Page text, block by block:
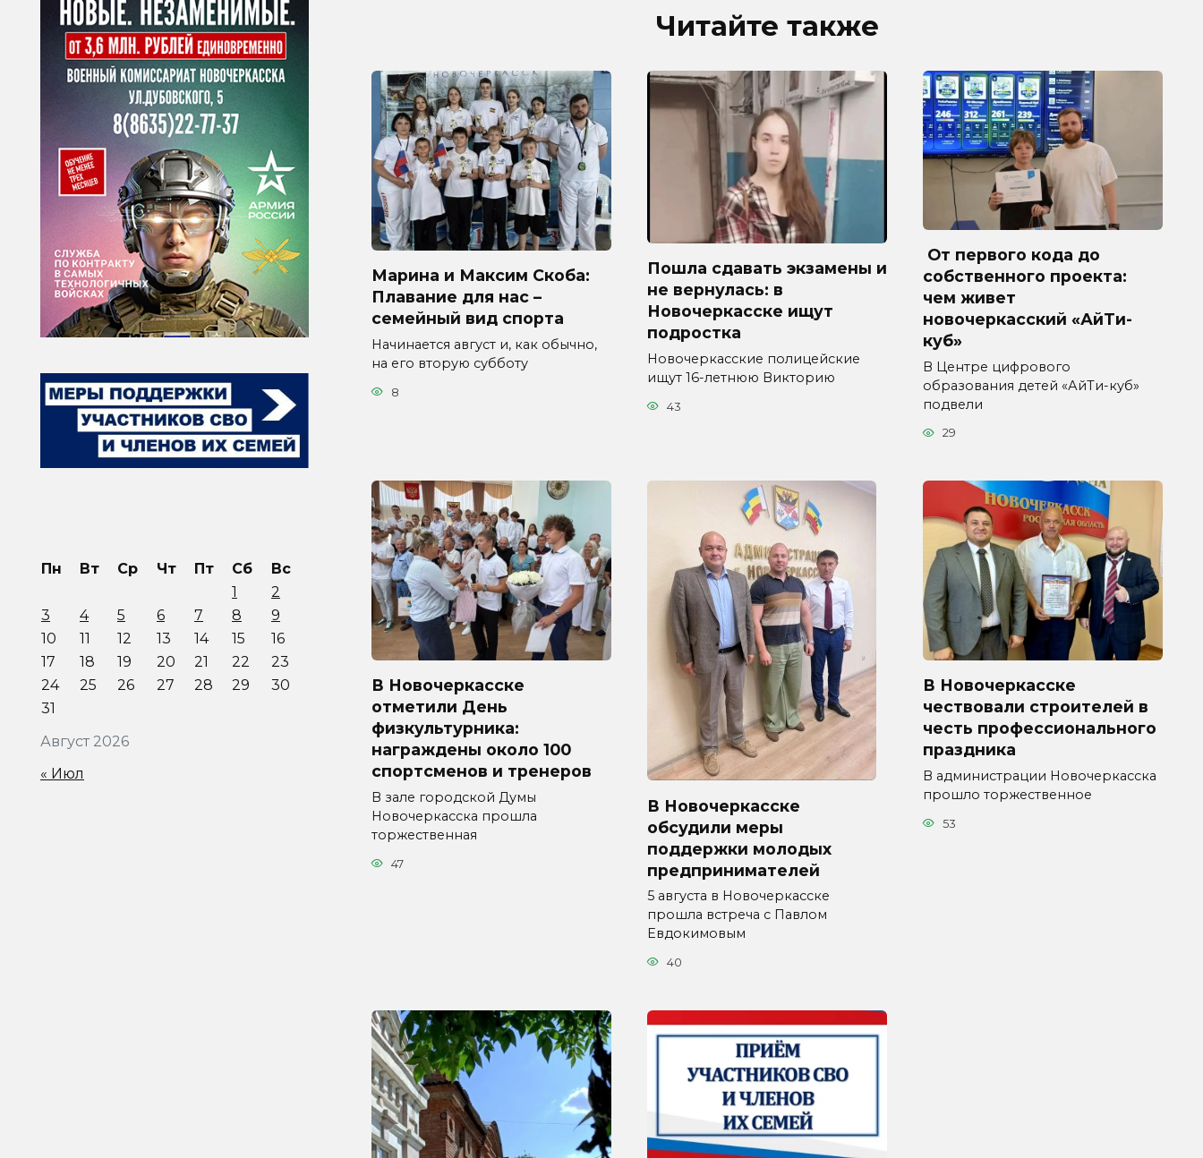
Читайте также
Марина и Максим Скоба:
Плавание для нас –
семейный вид спорта
Начинается август и, как обычно,
на его вторую субботу
8
Пошла сдавать экзамены и
не вернулась: в
Новочеркасске ищут
подростка
Новочеркасские полицейские
ищут 16-летнюю Викторию
43
От первого кода до
собственного проекта:
чем живет
новочеркасский «АйТи-
куб»
В Центре цифрового
образования детей «АйТи-куб»
подвели
29
В Новочеркасске
отметили День
физкультурника:
награждены около 100
спортсменов и тренеров
В зале городской Думы
Новочеркасска прошла
торжественная
47
В Новочеркасске
обсудили меры
поддержки молодых
предпринимателей
5 августа в Новочеркасске
прошла встреча с Павлом
Евдокимовым
40
В Новочеркасске
чествовали строителей в
честь профессионального
праздника
В администрации Новочеркасска
прошло торжественное
53
Август 2026
Пн Вт Ср Чт Пт Сб
Вс
1
2
3
4 5 6 7 8
9
10
11 12 13 14 15
16
17
18 19 20 21 22
23
24
25 26 27 28 29
30
31
« Июл